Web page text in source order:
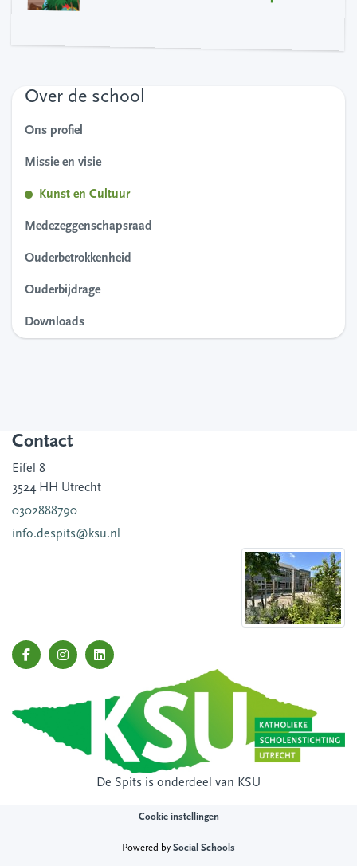
Over de school
Ons profiel
Missie en visie
Kunst en Cultuur
Medezeggenschapsraad
Ouderbetrokkenheid
Ouderbijdrage
Downloads
Contact
Eifel 8
3524 HH Utrecht
0302888790
info.despits@ksu.nl
De Spits is onderdeel van KSU
Cookie instellingen
Powered by Social Schools